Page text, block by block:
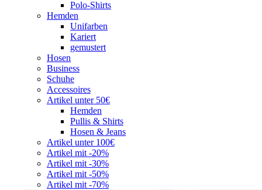
Polo-Shirts
Hemden
Unifarben
Kariert
gemustert
Hosen
Business
Schuhe
Accessoires
Artikel unter 50€
Hemden
Pullis & Shirts
Hosen & Jeans
Artikel unter 100€
Artikel mit -20%
Artikel mit -30%
Artikel mit -50%
Artikel mit -70%